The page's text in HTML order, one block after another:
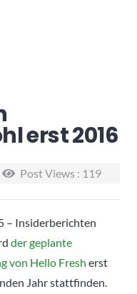
erst 2016
Post Views : 119
– Insiderberichten
der geplante
von Hello Fresh erst
Jahr stattfinden.